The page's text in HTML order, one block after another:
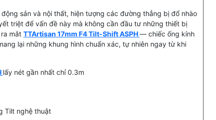
sản và nội thất, hiện tượng các đường thẳng bị đổ nhào
triệt để vấn đề này mà không cần đầu tư những thiết bị
mắt TTArtisan 17mm F4 Tilt-Shift ASPH— chiếc ống kính
lại những khung hình chuẩn xác, tự nhiên ngay từ khi
lấy nét gần nhất chỉ 0.3m
Tilt nghệ thuật